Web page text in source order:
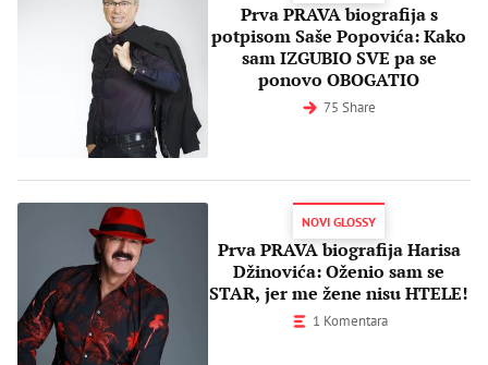
Prva PRAVA biografija s
potpisom Saše Popovića: Kako
sam IZGUBIO SVE pa se
ponovo OBOGATIO
75 Share
NOVI GLOSSY
Prva PRAVA biografija Harisa
Džinovića: Oženio sam se
STAR, jer me žene nisu HTELE!
1 Komentara